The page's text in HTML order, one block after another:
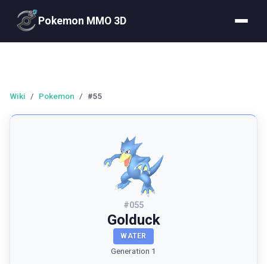
Pokemon MMO 3D
Wiki / Pokemon / #55
#055
Golduck
WATER
Generation 1